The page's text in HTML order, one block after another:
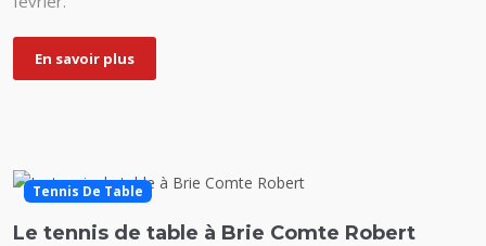
En savoir plus
Tennis De Table
Le tennis de table à Brie Comte Robert